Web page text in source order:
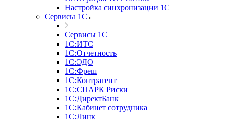
Настройка синхронизации 1С
Сервисы 1С
Сервисы 1С
1С:ИТС
1С:Отчетность
1С:ЭДО
1С:Фреш
1С:Контрагент
1С:CПАРК Риски
1С:ДиректБанк
1С:Кабинет сотрудника
1С:Линк